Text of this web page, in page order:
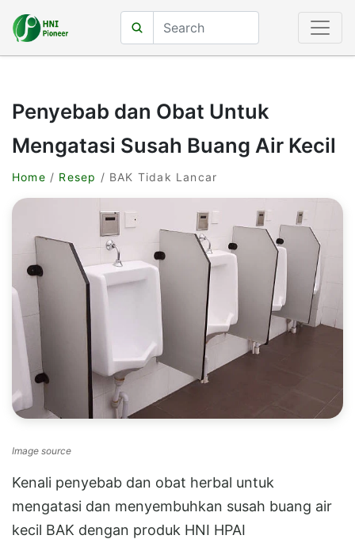
Penyebab dan Obat Untuk
Mengatasi Susah Buang Air Kecil
Home / Resep / BAK Tidak Lancar
Image source
Kenali penyebab dan obat herbal untuk
mengatasi dan menyembuhkan susah buang air
kecil BAK dengan produk HNI HPAI